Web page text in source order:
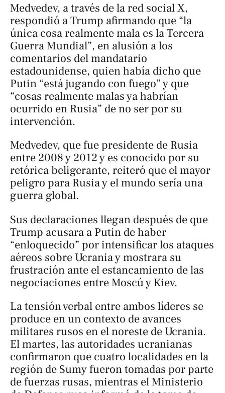
Medvedev, a través de la red social X,
respondió a Trump afirmando que “la
única cosa realmente mala es la Tercera
Guerra Mundial”, en alusión a los
comentarios del mandatario
estadounidense, quien había dicho que
Putin “está jugando con fuego” y que
“cosas realmente malas ya habrían
ocurrido en Rusia” de no ser por su
intervención.
Medvedev, que fue presidente de Rusia
entre 2008 y 2012 y es conocido por su
retórica beligerante, reiteró que el mayor
peligro para Rusia y el mundo sería una
guerra global.
Sus declaraciones llegan después de que
Trump acusara a Putin de haber
“enloquecido” por intensificar los ataques
aéreos sobre Ucrania y mostrara su
frustración ante el estancamiento de las
negociaciones entre Moscú y Kiev.
La tensión verbal entre ambos líderes se
produce en un contexto de avances
militares rusos en el noreste de Ucrania.
El martes, las autoridades ucranianas
confirmaron que cuatro localidades en la
región de Sumy fueron tomadas por parte
de fuerzas rusas, mientras el Ministerio